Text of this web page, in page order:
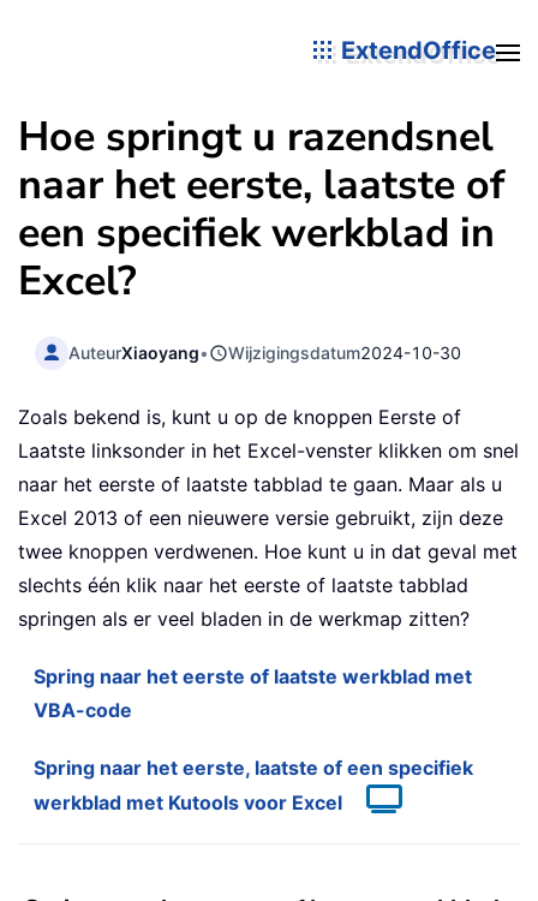
ExtendOffice
Hoe springt u razendsnel
naar het eerste, laatste of
een specifiek werkblad in
Excel?
AuteurXiaoyang• Wijzigingsdatum2024-10-30
Zoals bekend is, kunt u op de knoppen Eerste of
Laatste linksonder in het Excel-venster klikken om snel
naar het eerste of laatste tabblad te gaan. Maar als u
Excel 2013 of een nieuwere versie gebruikt, zijn deze
twee knoppen verdwenen. Hoe kunt u in dat geval met
slechts één klik naar het eerste of laatste tabblad
springen als er veel bladen in de werkmap zitten?
Spring naar het eerste of laatste werkblad met
VBA-code
Spring naar het eerste, laatste of een specifiek
werkblad met Kutools voor Excel